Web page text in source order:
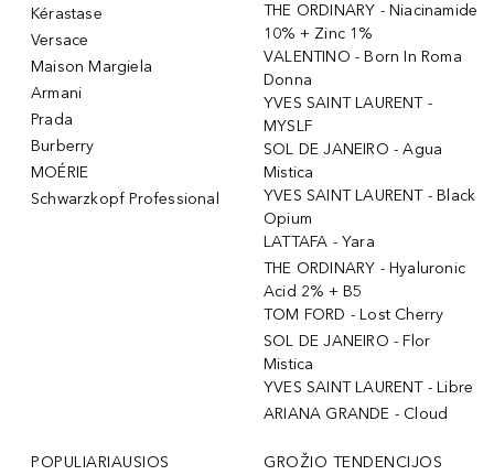
Kérastase
Versace
Maison Margiela
Armani
Prada
Burberry
MOÉRIE
Schwarzkopf Professional
THE ORDINARY - Niacinamide
10% + Zinc 1%
VALENTINO - Born In Roma
Donna
YVES SAINT LAURENT -
MYSLF
SOL DE JANEIRO - Agua
Mistica
YVES SAINT LAURENT - Black
Opium
LATTAFA - Yara
THE ORDINARY - Hyaluronic
Acid 2% + B5
TOM FORD - Lost Cherry
SOL DE JANEIRO - Flor
Mistica
YVES SAINT LAURENT - Libre
ARIANA GRANDE - Cloud
POPULIARIAUSIOS
GROŽIO TENDENCIJOS